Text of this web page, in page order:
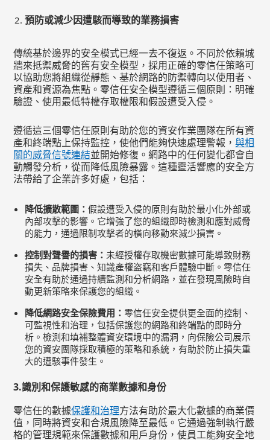
預防或減少因遭駭而導致的業務損害
傳統基於邊界的安全模式已經一去不復返。不同於依賴城
牆來抵禦威脅的舊有安全模型，採用正確的零信任策略可
以協助您將組織從靜態、基於網路的防禦轉向以使用者、
資產和資源為焦點。零信任安全模型遵循三個原則：明確
驗證、使用最低特權存取權限和假設遭受入侵。
遵循這三個零信任原則有助於您的資安作業團隊在所有資
產和終端點上保持監控，使他們能夠快速處理警報，與相
關的威脅信號連結並開始修復。網路中的任何變化都會自
動觸發分析，從而降低風險暴露。這種靈活響應的安全方
法帶給了企業許多好處，包括：
降低擴散範圍：假設遭受入侵的原則有助於最小化外部或
內部攻擊的影響。它增強了您的組織即時檢測和應對威脅
的能力，通過限制攻擊者的橫向移動來減少損害。
控制對聲譽的損害： 未經授權存取機密數據可能導致財務
損失、品牌損害、知識產權盗竊和客戶體驗中斷。零信任
安全有助於通過持續監測和分析網路，並在發現風險時自
動更新策略來保護您的組織。
降低網路安全保險費用： 零信任安全提供更全面的控制、
可監視性和治理，包括保護您的網路和終端點的即時分
析。檢測和填補整體資安環境中的漏洞，向保險公司展示
您的資安團隊採取積極的策略和系統，有助於防止損失重
大的遭駭事件發生。
3.識別和保護敏感的商業數據和身份
零信任的數據保護和治理方法有助於最大化數據的商業價
值，同時將資安和合規風險降至最低。它通過強制執行嚴
格的管理規範來保護數據和用戶身份，使員工能夠安全地